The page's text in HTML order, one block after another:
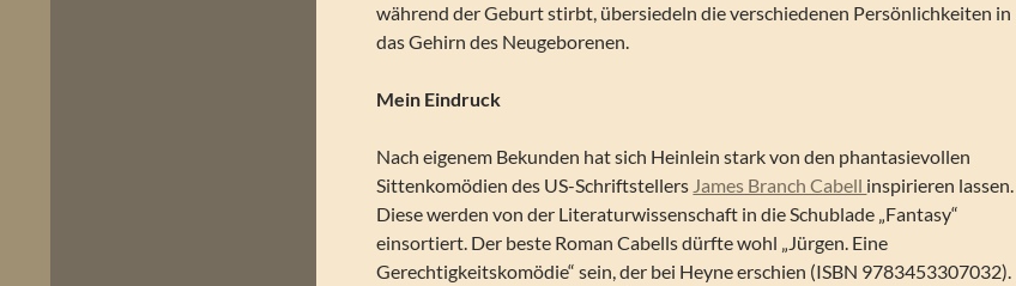
während der Geburt stirbt, übersiedeln die verschiedenen Persönlichkeiten in
das Gehirn des Neugeborenen.
Mein Eindruck
Nach eigenem Bekunden hat sich Heinlein stark von den phantasievollen
Sittenkomödien des US-Schriftstellers James Branch Cabell inspirieren lassen.
Diese werden von der Literaturwissenschaft in die Schublade „Fantasy“
einsortiert. Der beste Roman Cabells dürfte wohl „Jürgen. Eine
Gerechtigkeitskomödie“ sein, der bei Heyne erschien (ISBN 9783453307032).